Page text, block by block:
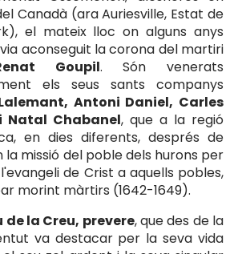
Canadà (ara Auriesville, Estat de
el mateix lloc on alguns anys
aconseguit la corona del martiri
Goupil. Són venerats
els seus sants companys
Antoni Daniel, Carles
Natal Chabanel, que a la regió
en dies diferents, després de
la missió del poble dels hurons per
de Crist a aquells pobles,
morint màrtirs (1642-1649).
de la Creu, prevere, que des de la
va destacar per la seva vida